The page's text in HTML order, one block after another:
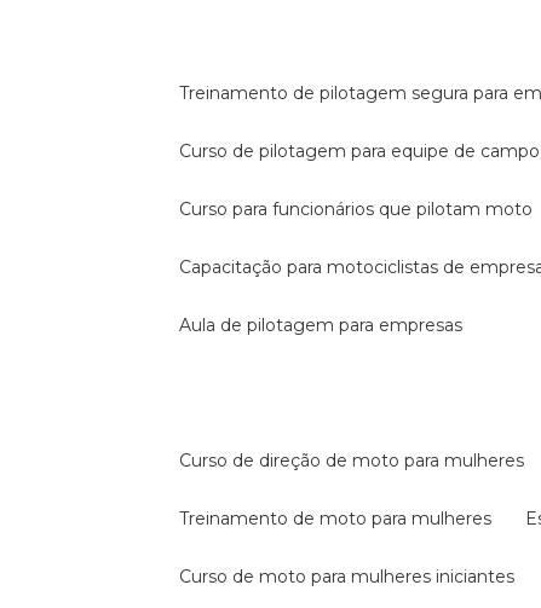
treinamento de pilotagem segura para
curso de pilotagem para equipe de campo
curso para funcionários que pilotam moto
capacitação para motociclistas de
aula de pilotagem para empresas
curso de direção de moto para mulheres
treinamento de moto para mulheres
curso de moto para mulheres iniciantes